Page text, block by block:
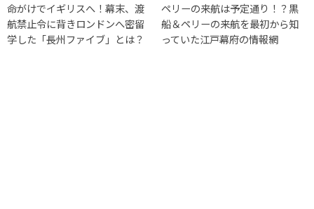
命がけでイギリスへ！幕末、渡
航禁止令に背きロンドンへ密留
学した「長州ファイブ」とは？
ペリーの来航は予定通り！？黒
船＆ペリーの来航を最初から知
っていた江戸幕府の情報網